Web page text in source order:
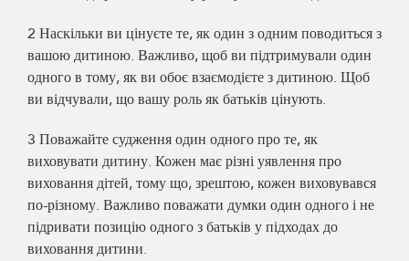
2 Наскільки ви цінуєте те, як один з одним поводиться з
вашою дитиною. Важливо, щоб ви підтримували один
одного в тому, як ви обоє взаємодієте з дитиною. Щоб
ви відчували, що вашу роль як батьків цінують.
3 Поважайте судження один одного про те, як
виховувати дитину. Кожен має різні уявлення про
виховання дітей, тому що, зрештою, кожен виховувався
по-різному. Важливо поважати думки один одного і не
підривати позицію одного з батьків у підходах до
виховання дитини.